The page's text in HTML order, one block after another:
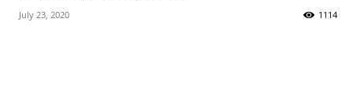
July 23, 2020 1114